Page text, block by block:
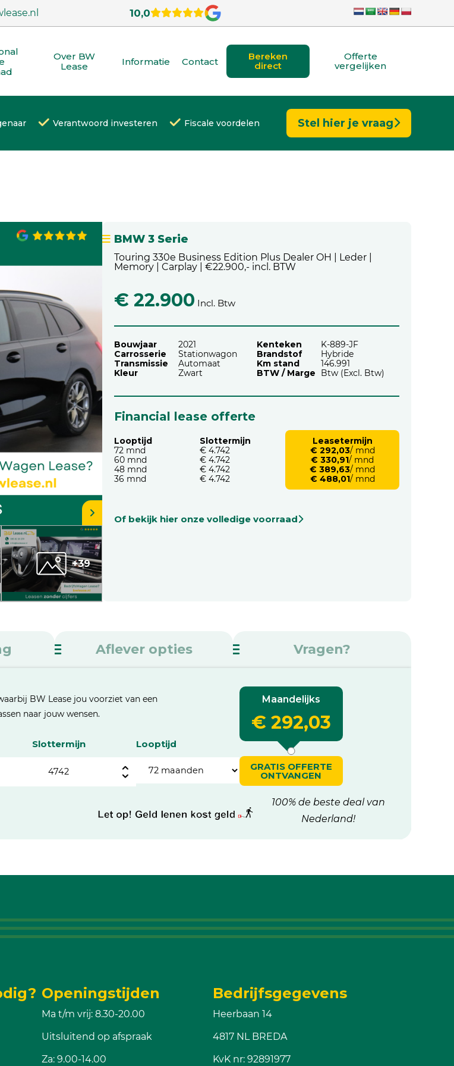
10,0
Over BW
Lease
Informatie Contact
Bereken
direct
Offerte
vergelijken
Verantwoord investeren Fiscale voordelen Stel hier je vraag
+39
BMW 3 Serie
Touring 330e Business Edition Plus Dealer OH | Leder |
Memory | Carplay | €22.900,- incl. BTW
€ 22.900 Incl. Btw
Bouwjaar
2021
Carrosserie
Stationwagon
Transmissie
Automaat
Kleur
Zwart
Kenteken
K-889-JF
Brandstof
Hybride
Km stand
146.991
BTW / Marge
Btw (Excl. Btw)
Financial lease offerte
Looptijd
72 mnd
60 mnd
48 mnd
36 mnd
Slottermijn
€ 4.742
€ 4.742
€ 4.742
€ 4.742
Leasetermijn
€ 292,03/ mnd
€ 330,91/ mnd
€ 389,63/ mnd
€ 488,01/ mnd
Of bekijk hier onze volledige voorraad
Aflever opties Vragen?
BW Lease jou voorziet van een
naar jouw wensen.
Slottermijn Looptijd
Maandelijks
€ 292,03
GRATIS OFFERTE
ONTVANGEN
100% de beste deal van
Nederland!
Openingstijden
Ma t/m vrij: 8.30-20.00
Uitsluitend op afspraak
Za: 9.00-14.00
Bedrijfsgegevens
Heerbaan 14
4817 NL BREDA
KvK nr: 92891977